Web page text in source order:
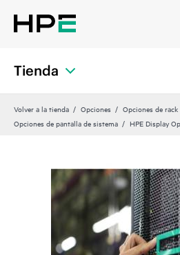
Tienda
Volver a la tienda Opciones
Opciones de rack
Opciones de pantalla de sistema
HPE Display